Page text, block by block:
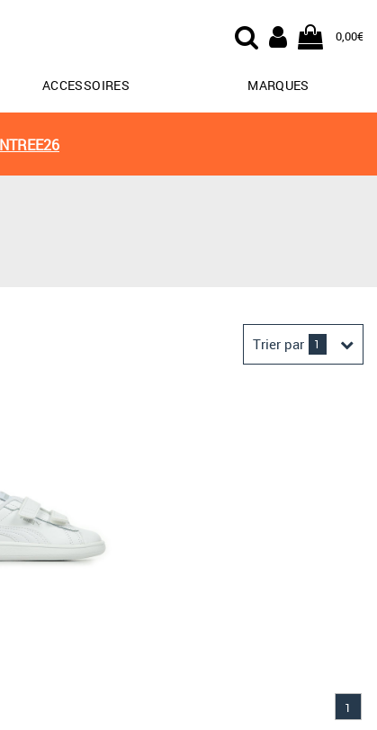
0,00€
ACCESSOIRES MARQUES
Trier par 1
1